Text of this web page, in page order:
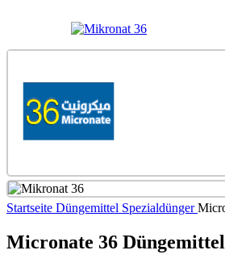
Startseite Düngemittel Spezialdünger
Micronate 36 Düngemittel